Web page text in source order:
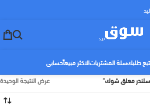
طلبكسلة المشترياتالاكثر مبيعاًحسابي
معلق شوك”
عرض النتيجة الوحيدة